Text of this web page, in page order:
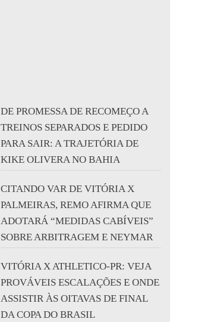
DE PROMESSA DE RECOMEÇO A
TREINOS SEPARADOS E PEDIDO
PARA SAIR: A TRAJETÓRIA DE
KIKE OLIVERA NO BAHIA
CITANDO VAR DE VITÓRIA X
PALMEIRAS, REMO AFIRMA QUE
ADOTARÁ “MEDIDAS CABÍVEIS”
SOBRE ARBITRAGEM E NEYMAR
VITÓRIA X ATHLETICO-PR: VEJA
PROVÁVEIS ESCALAÇÕES E ONDE
ASSISTIR ÀS OITAVAS DE FINAL
DA COPA DO BRASIL